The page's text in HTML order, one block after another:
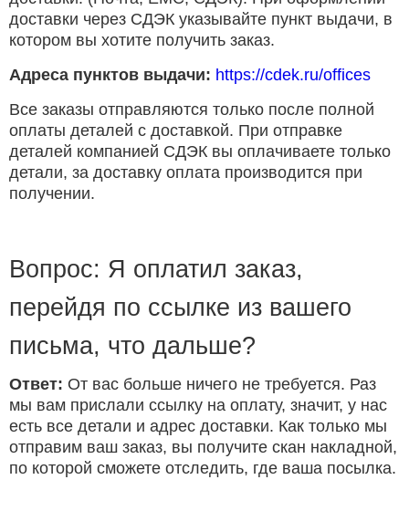
доставки через СДЭК указывайте пункт выдачи, в
котором вы хотите получить заказ.
Адреса пунктов выдачи: https://cdek.ru/offices
Все заказы отправляются только после полной
оплаты деталей с доставкой. При отправке
деталей компанией СДЭК вы оплачиваете только
детали, за доставку оплата производится при
получении.
Вопрос: Я оплатил заказ,
перейдя по ссылке из вашего
письма, что дальше?
Ответ: От вас больше ничего не требуется. Раз
мы вам прислали ссылку на оплату, значит, у нас
есть все детали и адрес доставки. Как только мы
отправим ваш заказ, вы получите скан накладной,
по которой сможете отследить, где ваша посылка.